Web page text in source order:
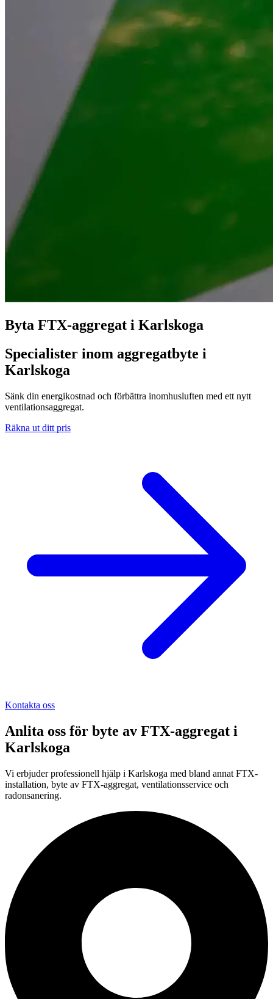
Byta FTX-aggregat i Karlskoga
Specialister inom aggregatbyte i
Karlskoga
Sänk din energikostnad och förbättra inomhusluften med ett nytt
ventilationsaggregat.
Räkna ut ditt pris
Kontakta oss
Anlita oss för byte av FTX-aggregat i
Karlskoga
Vi erbjuder professionell hjälp i Karlskoga med bland annat FTX-
installation, byte av FTX-aggregat, ventilationsservice och
radonsanering.